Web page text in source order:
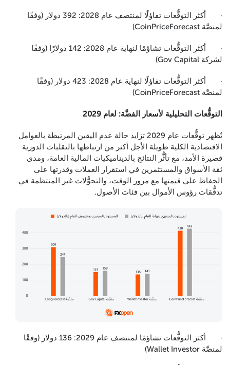
· أكثر التوقُّعات تفاؤلًا لمنتصف عام 2028: 392 دولار (وفقًا
لمنصَّة CoinPriceForecast)
· أكثر التوقُّعات تشاؤمًا لنهاية عام 2028: 142 دولارًا (وفقًا
لشركة Gov Capital)
· أكثر التوقُّعات تفاؤلًا لنهاية عام 2028: 423 دولار (وفقًا
لمنصَّة CoinPriceForecast)
التوقُّعات التحليلية لأسعار الفضَّة: لعام 2029
تُظهر توقُّعات عام 2029 تزايد حالة عدم اليقين المرتبطة بالعوامل
الاقتصادية الكلية طويلة الأجل أكثر من ارتباطها بالتقلبات الدورية
قصيرة الأمد، مع تأثُّر النتائج بالديناميكيات المالية العامة، ومدى
ثقة الأسواق والمستثمرين في استقرار العملات وقدرتها على
الحفاظ على قيمتها مع مرور الوقت، والتحوُّلات غير المنتظمة في
تدفُّقات رؤوس الأموال بين فئات الأصول.
· أكثر التوقُّعات تشاؤمًا لمنتصف عام 2029: 136 دولار (وفقًا
لمنصَّة Wallet Investor)